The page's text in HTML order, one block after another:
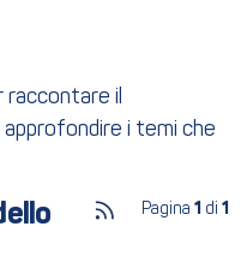
raccontare il
i temi che
Pagina 1 di 1